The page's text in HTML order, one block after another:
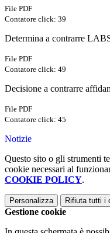
File PDF
Contatore click: 39
Determina a contrarre
File PDF
Contatore click: 49
Decisione a contrarre
File PDF
Contatore click: 45
Notizie
Questo sito o gli strumenti
cookie necessari al
COOKIE POLICY.
Personalizza Rifiuta tutti i
Gestione cookie